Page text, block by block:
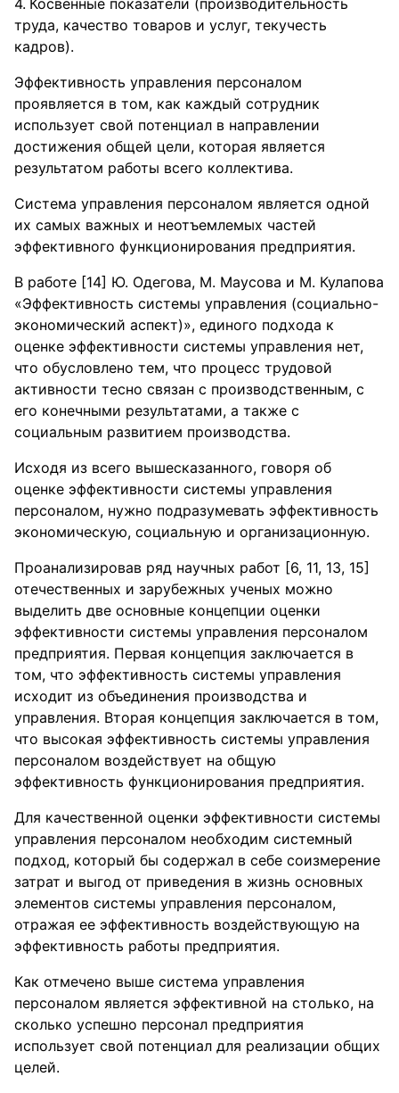
Косвенные показатели (производительность
труда, качество товаров и услуг, текучесть
кадров).
Эффективность управления персоналом
проявляется в том, как каждый сотрудник
использует свой потенциал в направлении
достижения общей цели, которая является
результатом работы всего коллектива.
Система управления персоналом является одной
их самых важных и неотъемлемых частей
эффективного функционирования предприятия.
В работе [14] Ю. Одегова, М. Маусова и М. Кулапова
«Эффективность системы управления (социально-
экономический аспект)», единого подхода к
оценке эффективности системы управления нет,
что обусловлено тем, что процесс трудовой
активности тесно связан с производственным, с
его конечными результатами, а также с
социальным развитием производства.
Исходя из всего вышесказанного, говоря об
оценке эффективности системы управления
персоналом, нужно подразумевать эффективность
экономическую, социальную и организационную.
Проанализировав ряд научных работ [6, 11, 13, 15]
отечественных и зарубежных ученых можно
выделить две основные концепции оценки
эффективности системы управления персоналом
предприятия. Первая концепция заключается в
том, что эффективность системы управления
исходит из объединения производства и
управления. Вторая концепция заключается в том,
что высокая эффективность системы управления
персоналом воздействует на общую
эффективность функционирования предприятия.
Для качественной оценки эффективности системы
управления персоналом необходим системный
подход, который бы содержал в себе соизмерение
затрат и выгод от приведения в жизнь основных
элементов системы управления персоналом,
отражая ее эффективность воздействующую на
эффективность работы предприятия.
Как отмечено выше система управления
персоналом является эффективной на столько, на
сколько успешно персонал предприятия
использует свой потенциал для реализации общих
целей.